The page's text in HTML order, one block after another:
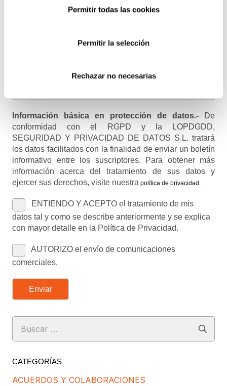
Permitir todas las cookies
Permitir la selección
Rechazar no necesarias
Información básica en protección de datos.- De
conformidad con el RGPD y la LOPDGDD,
SEGURIDAD Y PRIVACIDAD DE DATOS S.L. tratará
los datos facilitados con la finalidad de enviar un boletín
informativo entre los suscriptores. Para obtener más
información acerca del tratamiento de sus datos y
ejercer sus derechos, visite nuestra política de privacidad
ENTIENDO Y ACEPTO el tratamiento de mis
datos tal y como se describe anteriormente y se explica
con mayor detalle en la Política de Privacidad.
AUTORIZO el envío de comunicaciones
comerciales.
Enviar
Buscar:
CATEGORÍAS
ACUERDOS Y COLABORACIONES